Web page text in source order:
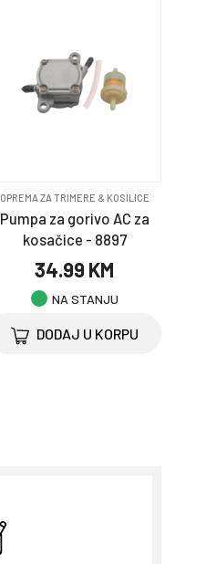
OPREMA ZA TRIMERE & KOSILICE
Pumpa za gorivo AC za
kosačice - 8897
34.99 KM
NA STANJU
DODAJ U KORPU